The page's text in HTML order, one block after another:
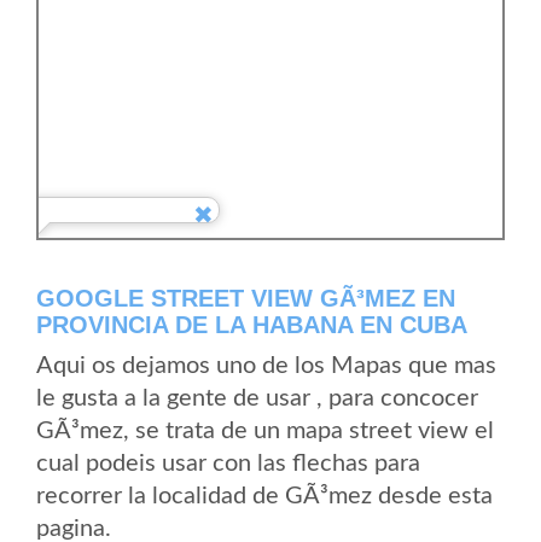
GOOGLE STREET VIEW GÃ³MEZ EN
PROVINCIA DE LA HABANA EN CUBA
Aqui os dejamos uno de los Mapas que mas
le gusta a la gente de usar , para concocer
GÃ³mez, se trata de un mapa street view el
cual podeis usar con las flechas para
recorrer la localidad de GÃ³mez desde esta
pagina.